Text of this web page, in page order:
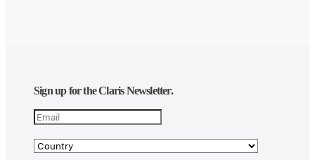
Sign up for the Claris Newsletter.